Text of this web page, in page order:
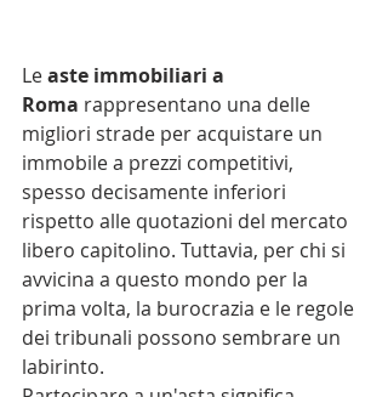
Le aste immobiliari a
Roma rappresentano una delle
migliori strade per acquistare un
immobile a prezzi competitivi,
spesso decisamente inferiori
rispetto alle quotazioni del mercato
libero capitolino. Tuttavia, per chi si
avvicina a questo mondo per la
prima volta, la burocrazia e le regole
dei tribunali possono sembrare un
labirinto.